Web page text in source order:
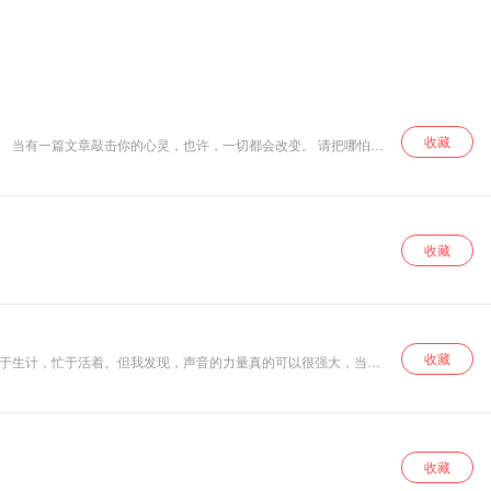
有一篇文章敲击你的心灵，也许，一切都会改变。 请把哪怕五 收藏
收藏
计，忙于活着。但我发现，声音的力量真的可以很强大，当我
收藏
收藏